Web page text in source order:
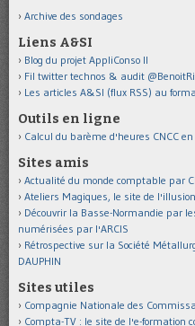
Archive des sondages
Liens A&SI
Blog du projet AppliConso II
Fil twitter technos & audit
Les articles A&SI (flux RSS) au
Outils en ligne
Calcul du barème d'heures CNCC
Sites amis
Actualité du monde comptable par
Ateliers Magiques, le site de
Découvrir la Basse-Normandie par
numérisées par l'ARCIS
Rétrospective sur la Société
DAUPHIN
Sites utiles
Compagnie Nationale des
Compta-TV : le site de l'e-formation